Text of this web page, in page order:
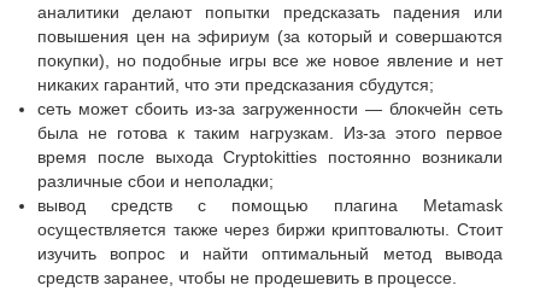
аналитики делают попытки предсказать падения или
повышения цен на эфириум (за который и совершаются
покупки), но подобные игры все же новое явление и нет
никаких гарантий, что эти предсказания сбудутся;
сеть может сбоить из-за загруженности — блокчейн сеть
была не готова к таким нагрузкам. Из-за этого первое
время после выхода Cryptokitties постоянно возникали
различные сбои и неполадки;
вывод средств с помощью плагина Metamask
осуществляется также через биржи криптовалюты. Стоит
изучить вопрос и найти оптимальный метод вывода
средств заранее, чтобы не продешевить в процессе.